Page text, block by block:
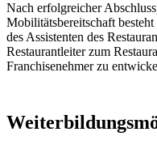
Nach erfolgreicher
Mobilitätsbereitschaft
des Assistenten des
Restaurantleiter zum
Franchisenehmer zu